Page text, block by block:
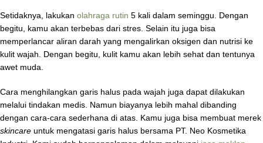
Setidaknya, lakukan olahraga rutin 5 kali dalam seminggu. Dengan
begitu, kamu akan terbebas dari stres. Selain itu juga bisa
memperlancar aliran darah yang mengalirkan oksigen dan nutrisi ke
kulit wajah. Dengan begitu, kulit kamu akan lebih sehat dan tentunya
awet muda.
Cara menghilangkan garis halus pada wajah juga dapat dilakukan
melalui tindakan medis. Namun biayanya lebih mahal dibanding
dengan cara-cara sederhana di atas. Kamu juga bisa membuat merek
skincare untuk mengatasi garis halus bersama PT. Neo Kosmetika